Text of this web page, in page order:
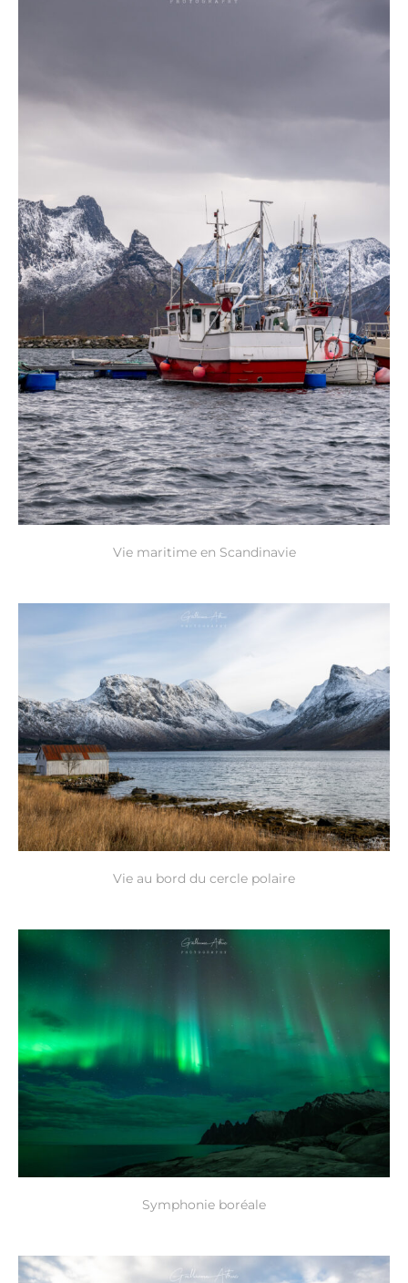
Vie maritime en Scandinavie
Vie au bord du cercle polaire
Symphonie boréale